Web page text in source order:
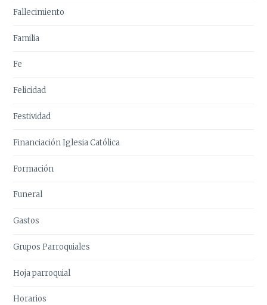
Fallecimiento
Familia
Fe
Felicidad
Festividad
Financiación Iglesia Católica
Formación
Funeral
Gastos
Grupos Parroquiales
Hoja parroquial
Horarios